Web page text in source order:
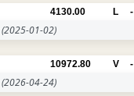
4130.00 L -
(2025-01-02)
10972.80 V -
(2026-04-24)